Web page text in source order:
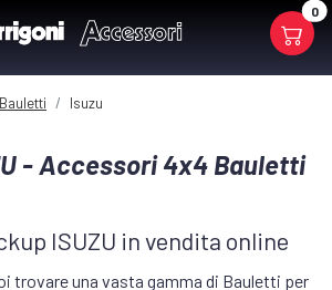
0
Bauletti Isuzu
- Accessori 4x4 Bauletti
ISUZU in vendita online
trovare una vasta gamma di Bauletti per